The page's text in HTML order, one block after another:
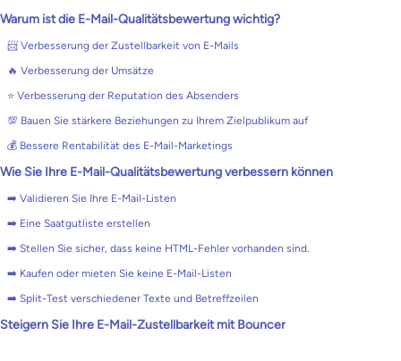
Warum ist die E-Mail-Qualitätsbewertung wichtig?
📨 Verbesserung der Zustellbarkeit von E-Mails
🔥 Verbesserung der Umsätze
⭐ Verbesserung der Reputation des Absenders
💯 Bauen Sie stärkere Beziehungen zu Ihrem Zielpublikum auf
💰 Bessere Rentabilität des E-Mail-Marketings
Wie Sie Ihre E-Mail-Qualitätsbewertung verbessern können
➡️ Validieren Sie Ihre E-Mail-Listen
➡️ Eine Saatgutliste erstellen
➡️ Stellen Sie sicher, dass keine HTML-Fehler vorhanden sind.
➡️ Kaufen oder mieten Sie keine E-Mail-Listen
➡️ Split-Test verschiedener Texte und Betreffzeilen
Steigern Sie Ihre E-Mail-Zustellbarkeit mit Bouncer